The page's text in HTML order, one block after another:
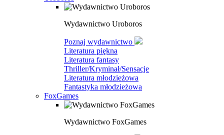
Wydawnictwo Uroboros
Poznaj wydawnictwo
Literatura piękna
Literatura fantasy
Thriller/Kryminał/Sensacje
Literatura młodzieżowa
Fantastyka młodzieżowa
FoxGames
Wydawnictwo FoxGames